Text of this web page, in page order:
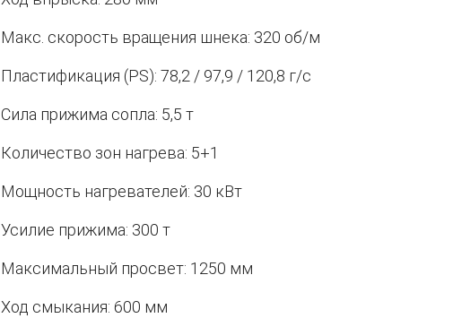
Макс. скорость вращения шнека: 320 об/м
Пластификация (PS): 78,2 / 97,9 / 120,8 г/с
Сила прижима сопла: 5,5 т
Количество зон нагрева: 5+1
Мощность нагревателей: 30 кВт
Усилие прижима: 300 т
Максимальный просвет: 1250 мм
Ход смыкания: 600 мм